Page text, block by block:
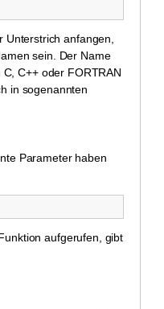
anfangen,
sein. Der Name
C++ oder FORTRAN
in sogenannten
Parameter haben
aufgerufen, gibt